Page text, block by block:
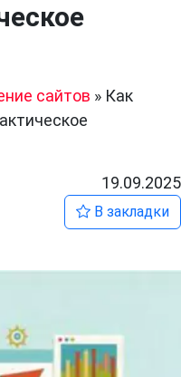
сайтов » Как
19.09.2025
В закладки